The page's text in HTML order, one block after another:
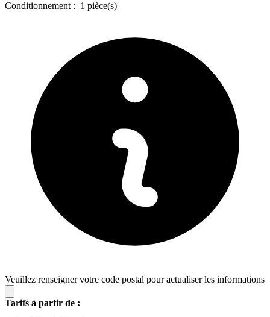
Conditionnement : 1 pièce(s)
Veuillez renseigner votre code postal pour actualiser les informations
Tarifs à partir de :